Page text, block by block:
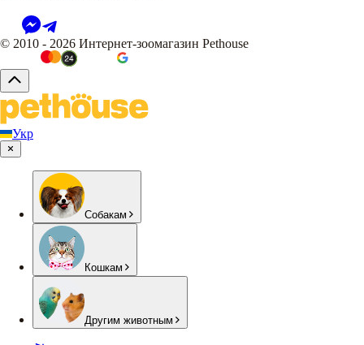
© 2010 - 2026 Интернет-зоомагазин Pethouse
Укр
Собакам
Кошкам
Другим животным